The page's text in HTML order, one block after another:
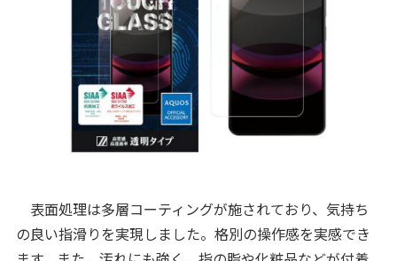
表面処理は多層コーティングが施されており、気持ち
の良い指滑りを実現しました。格別の操作感を実感でき